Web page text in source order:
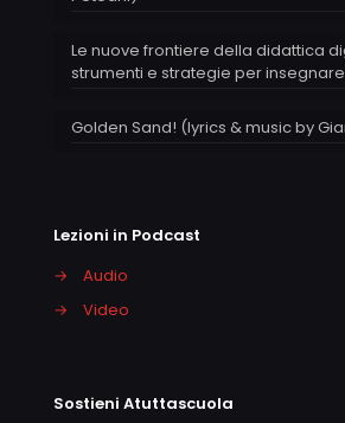
Le nuove frontiere della didattica
strumenti e strategie per
Golden Sand! (lyrics & music by
Lezioni in Podcast
→
Audio
→
Video
Sostieni Atuttascuola